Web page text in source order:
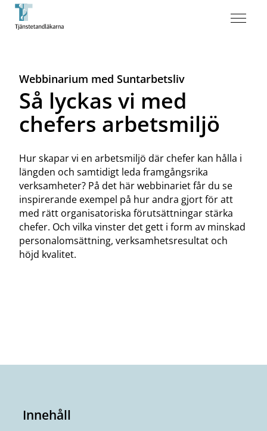
Webbinarium med Suntarbetsliv
Så lyckas vi med
chefers arbetsmiljö
Hur skapar vi en arbetsmiljö där chefer kan hålla i
längden och samtidigt leda framgångsrika
verksamheter? På det här webbinariet får du se
inspirerande exempel på hur andra gjort för att
med rätt organisatoriska förutsättningar stärka
chefer. Och vilka vinster det gett i form av minskad
personalomsättning, verksamhetsresultat och
höjd kvalitet.
Innehåll